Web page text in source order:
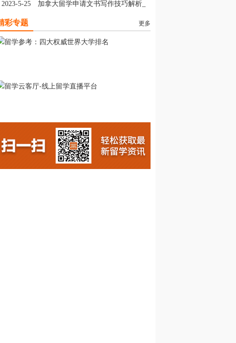
留学
2023-5-25
加拿大留学申请文书写作技巧解析_
华通留学
彩专题 更多